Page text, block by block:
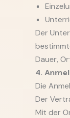
Der
Dauer,
4.
Die
Der
Mit der